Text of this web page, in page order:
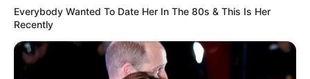
Everybody Wanted To Date Her In The 80s & This Is Her
Recently